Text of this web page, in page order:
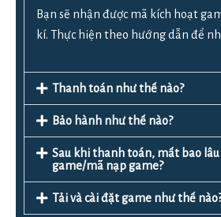
Bạn sẽ nhận được mã kích hoạt
kí. Thực hiện theo hướng dẫn để
Thanh toán như thế nào?
Bảo hành như thế nào?
Sau khi thanh toán, mất bao
game/mã nạp game?
Tải và cài đặt game như thế